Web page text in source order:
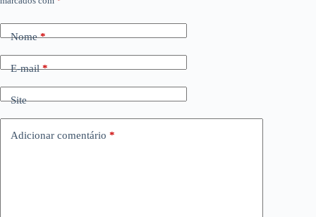
Nome*
E-mail*
Site
Adicionar comentário *